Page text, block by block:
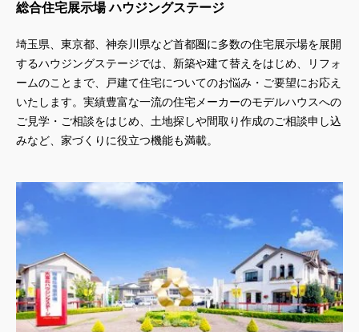
総合住宅展示場 ハウジングステージ
埼玉県、東京都、神奈川県など首都圏に多数の住宅展示場を展開
するハウジングステージでは、新築や建て替えをはじめ、リフォ
ームのことまで、戸建て住宅についてのお悩み・ご要望にお応え
いたします。実績豊富な一流の住宅メーカーのモデルハウスへの
ご見学・ご相談をはじめ、土地探しや間取り作成のご相談申し込
みなど、家づくりに役立つ機能も満載。